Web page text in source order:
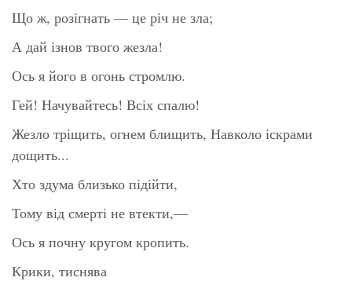
Що ж, розігнать — це річ не зла;
А дай ізнов твого жезла!
Ось я його в огонь стромлю.
Гей! Начувайтесь! Всіх спалю!
Жезло тріщить, огнем блищить, Навколо іскрами
дощить...
Хто здума близько підійти,
Тому від смерті не втекти,—
Ось я почну кругом кропить.
Крики, тиснява